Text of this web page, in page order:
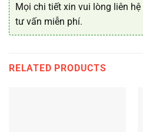
Mọi chi tiết xin vui lòng liên hệ
tư vấn miễn phí.
RELATED PRODUCTS